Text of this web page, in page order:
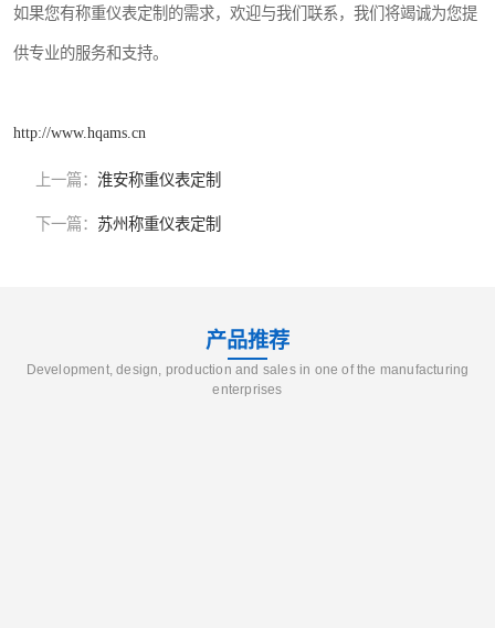
如果您有称重仪表定制的需求，欢迎与我们联系，我们将竭诚为您提
供专业的服务和支持。
http://www.hqams.cn
上一篇： 淮安称重仪表定制
下一篇： 苏州称重仪表定制
产品推荐
Development, design, production and sales in one of the manufacturing
enterprises